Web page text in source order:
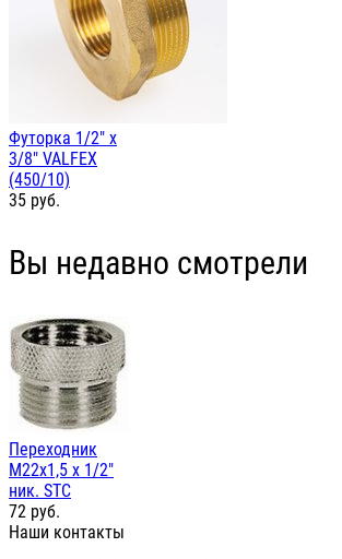
Футорка 1/2" х
3/8" VALFEX
(450/10)
35 руб.
Вы недавно смотрели
Переходник
М22х1,5 х 1/2"
ник. STC
72 руб.
Наши контакты